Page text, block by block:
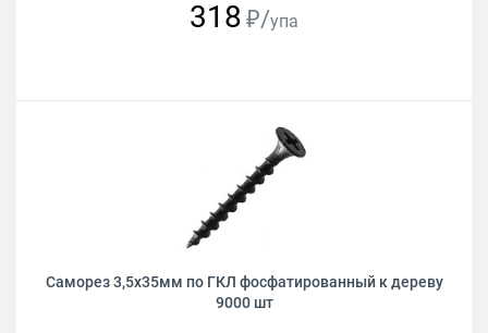
318 ₽/упа
Саморез 3,5х35мм по ГКЛ фосфатированный к дереву
9000 шт